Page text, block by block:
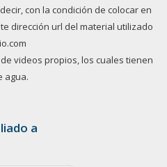
con la condición de colocar en
dirección url del material utilizado
videos propios, los cuales tienen
agua.
a